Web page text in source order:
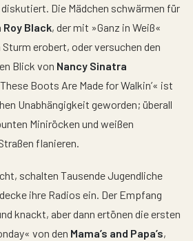
Die Mädchen schwärmen für
Roy Black, der mit »Ganz in Weiß«
Sturm erobert, oder versuchen den
Blick von Nancy Sinatra
Boots Are Made for Walkin’« ist
Unabhängigkeit geworden; überall
Miniröcken und weißen
flanieren.
schalten Tausende Jugendliche
ihre Radios ein. Der Empfang
knackt, aber dann ertönen die ersten
von den Mama’s and Papa’s,